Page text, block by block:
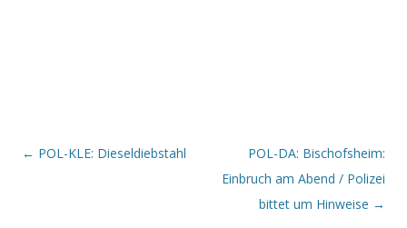
Beitrags-Navigation
← POL-KLE: Dieseldiebstahl
POL-DA: Bischofsheim:
Einbruch am Abend / Polizei
bittet um Hinweise →